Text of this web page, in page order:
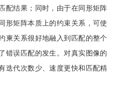
配结果；同时，由于在同形矩阵
形矩阵本质上的约束关系，可使
柬关系很好地融入到匹配的整个
错误匹配的发生。对真实图像的
迭代次数少、速度更快和匹配精